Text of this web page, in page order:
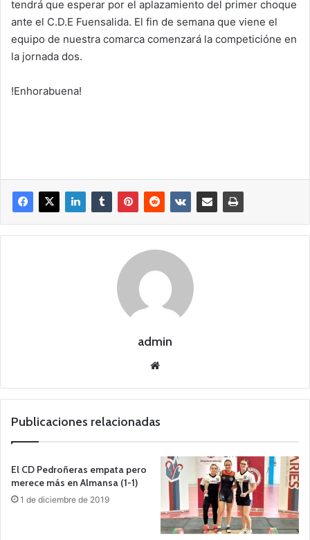
tendrá que esperar por el aplazamiento del primer choque
ante el C.D.E Fuensalida. El fin de semana que viene el
equipo de nuestra comarca comenzará la competicióne en
la jornada dos.
!Enhorabuena!
admin
we
Publicaciones relacionadas
El CD Pedroñeras empata pero
merece más en Almansa (1-1)
1 de diciembre de 2019